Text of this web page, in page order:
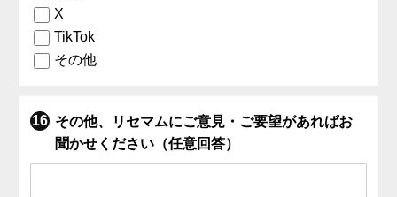
X
TikTok
その他
その他、リセマムにご意見・ご要望があればお
聞かせください（任意回答）